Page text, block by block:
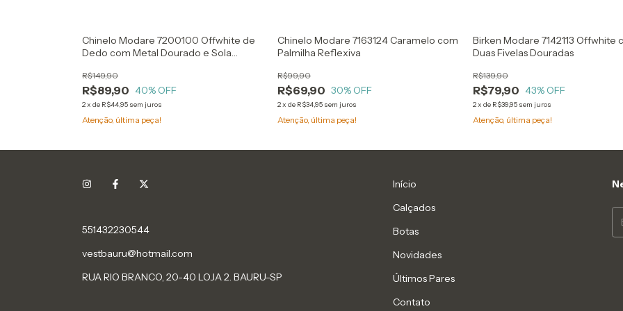
Chinelo Modare 7200100 Offwhite de
Dedo com Metal Dourado e Sola
R$89,90
R$149,90
40% OFF
2x de R$44,95 sem juros
Atenção, última peça!
Chinelo Modare 7163124 Caramelo com
Palmilha Reflexiva
R$69,90
R$99,90
30% OFF
2x de R$34,95 sem juros
Atenção, última peça!
Birken Modare 7142113 Offwhite
Duas Fivelas Douradas
R$79,90
R$139,90
43% OFF
2x de R$39,95 sem juros
Atenção, última peça!
551432230544
vestbauru@hotmail.com
RUA RIO BRANCO, 20-40 LOJA 2. BAURU-SP
Início
Calçados
Botas
Novidades
Últimos Pares
Contato